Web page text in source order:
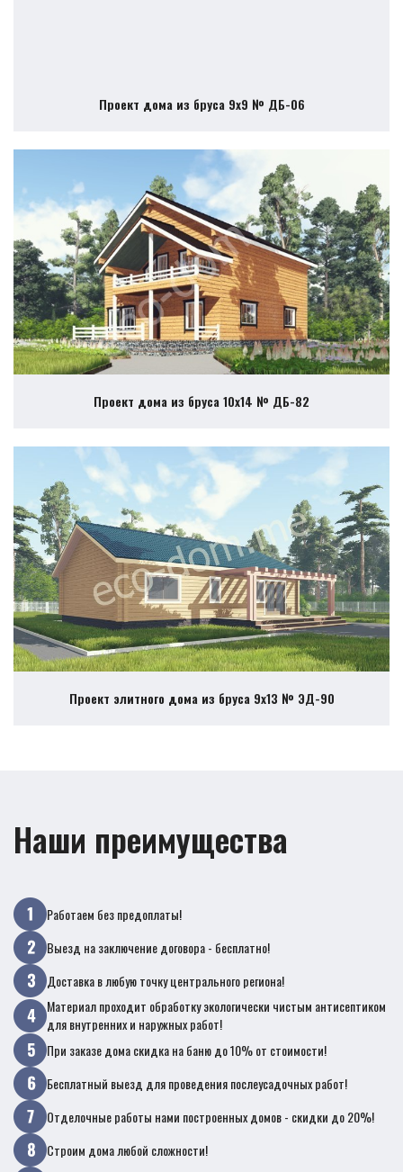
Проект дома из бруса 9х9 № ДБ-06
Проект дома из бруса 10х14 № ДБ-82
Проект элитного дома из бруса 9х13 № ЭД-90
Наши преимущества
Работаем без предоплаты!
Выезд на заключение договора - бесплатно!
Доставка в любую точку центрального региона!
Материал проходит обработку экологически чистым антисептиком
для внутренних и наружных работ!
При заказе дома скидка на баню до 10% от стоимости!
Бесплатный выезд для проведения послеусадочных работ!
Отделочные работы нами построенных домов - скидки до 20%!
Строим дома любой сложности!